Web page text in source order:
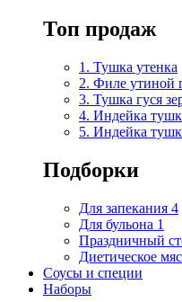
Топ продаж
1. Тушка утенка
2. Филе утиной
3. Тушка гуся
4. Индейка
5. Индейка
Подборки
Для запекания 4
Для бульона 1
Праздничный
Диетическое
Соусы и специи
Наборы